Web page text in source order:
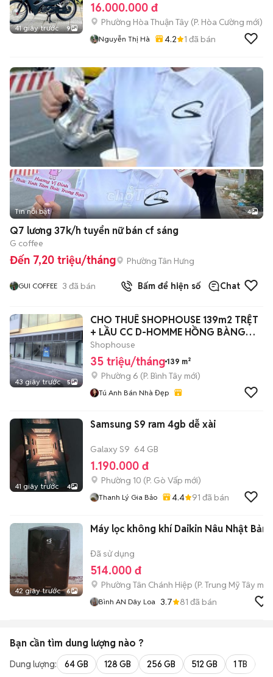
41 giây trước 9
16.000.000 đ
Phường Hòa Thuận Tây (P. Hòa Cường mới)
Nguyễn Thị Hà 4.2 1 đã bán
Tin nổi bật 4
Q7 lương 37k/h tuyển nữ bán cf sáng
G coffee
Đến 7,20 triệu/tháng Phường Tân Hưng
GUI COFFEE 3 đã bán Bấm để hiện số Chat
43 giây trước 5
CHO THUÊ SHOPHOUSE 139m2 TRỆT
+ LẦU CC D-HOMME HỒNG BÀNG
QUẬN 6 35tr
Shophouse
35 triệu/tháng 139 m²
Phường 6 (P. Bình Tây mới)
Tú Anh Bán Nhà Đẹp
41 giây trước 4
Samsung S9 ram 4gb dễ xài
Galaxy S9 64 GB
1.190.000 đ
Phường 10 (P. Gò Vấp mới)
Thanh Lý Gia Bảo 4.4 91 đã bán
42 giây trước 6
Máy lọc không khí Daikin Nâu Nhật Bản
Đã sử dụng
514.000 đ
Phường Tân Chánh Hiệp (P. Trung Mỹ Tây mới)
Bình AN Dây Loa 3.7 81 đã bán
Bạn cần tìm dung lượng nào ?
Dung lượng: 64 GB 128 GB 256 GB 512 GB 1 TB